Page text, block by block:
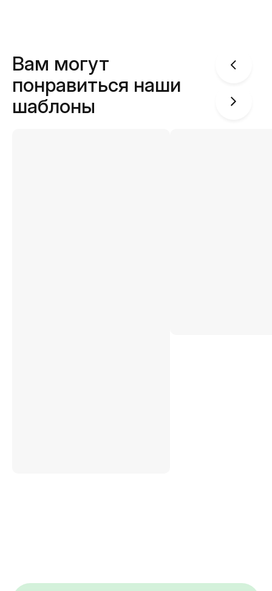
Вам могут
понравиться наши
шаблоны